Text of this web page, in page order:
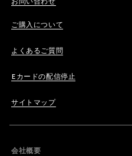
ご購入について
よくあるご質問
Eカードの配信停止
サイトマップ
会社概要